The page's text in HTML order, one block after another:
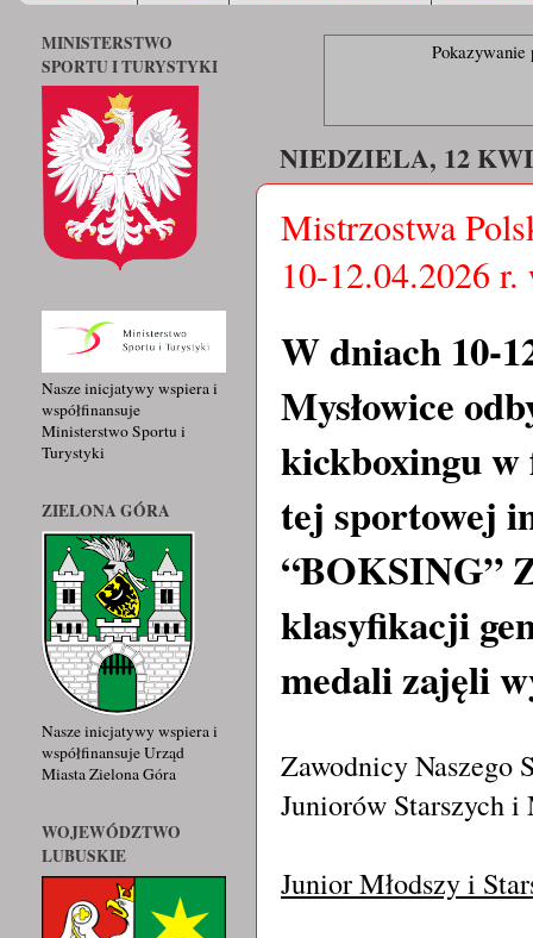
Pokazywanie
NIEDZIELA, 12
Mistrzostwa
10-12.04.2026
W dniach 10-
Mysłowice
kickboxingu w
tej sportowej
“BOKSING”
klasyfikacji
medali zajęli
Zawodnicy Naszego
Juniorów Starszych
Junior Młodszy i
MINISTERSTWO
SPORTU I TURYSTYKI
Nasze inicjatywy wspiera i
współfinansuje
Ministerstwo Sportu i
Turystyki
ZIELONA GÓRA
Nasze inicjatywy wspiera i
współfinansuje Urząd
Miasta Zielona Góra
WOJEWÓDZTWO
LUBUSKIE